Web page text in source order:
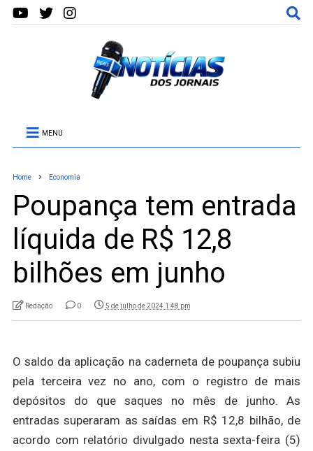
MENU
Home Economia
Poupança tem entrada
líquida de R$ 12,8
bilhões em junho
Redação 0 5 de julho de 2024 1:48 pm
O saldo da aplicação na caderneta de poupança subiu
pela terceira vez no ano, com o registro de mais
depósitos do que saques no mês de junho. As
entradas superaram as saídas em R$ 12,8 bilhão, de
acordo com relatório divulgado nesta sexta-feira (5)